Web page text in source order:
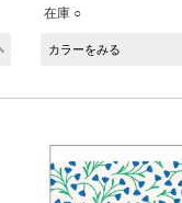
在庫 ○
カラーをみる